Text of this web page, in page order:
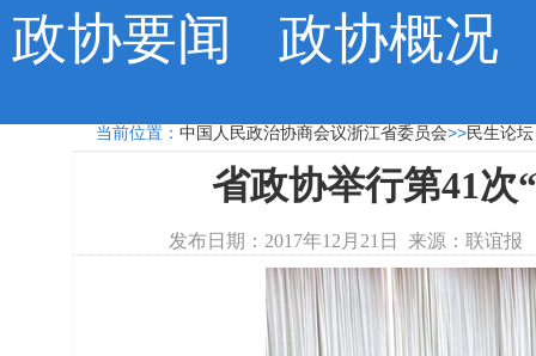
政协要闻 政协概况
当前位置： 中国人民政治协商会议浙江省委员会>>民生论
省政协举行第41次
发布日期：2017年12月21日 来源：联谊